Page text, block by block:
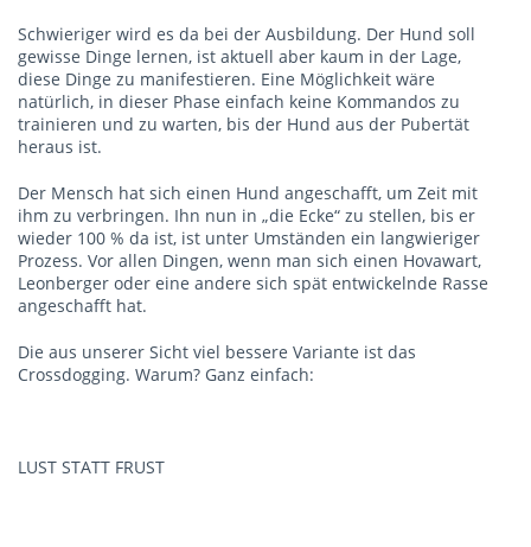
Schwieriger wird es da bei der Ausbildung. Der Hund soll
gewisse Dinge lernen, ist aktuell aber kaum in der Lage,
diese Dinge zu manifestieren. Eine Möglichkeit wäre
natürlich, in dieser Phase einfach keine Kommandos zu
trainieren und zu warten, bis der Hund aus der Pubertät
heraus ist.
Der Mensch hat sich einen Hund angeschafft, um Zeit mit
ihm zu verbringen. Ihn nun in „die Ecke“ zu stellen, bis er
wieder 100 % da ist, ist unter Umständen ein langwieriger
Prozess. Vor allen Dingen, wenn man sich einen Hovawart,
Leonberger oder eine andere sich spät entwickelnde Rasse
angeschafft hat.
Die aus unserer Sicht viel bessere Variante ist das
Crossdogging. Warum? Ganz einfach:
LUST STATT FRUST